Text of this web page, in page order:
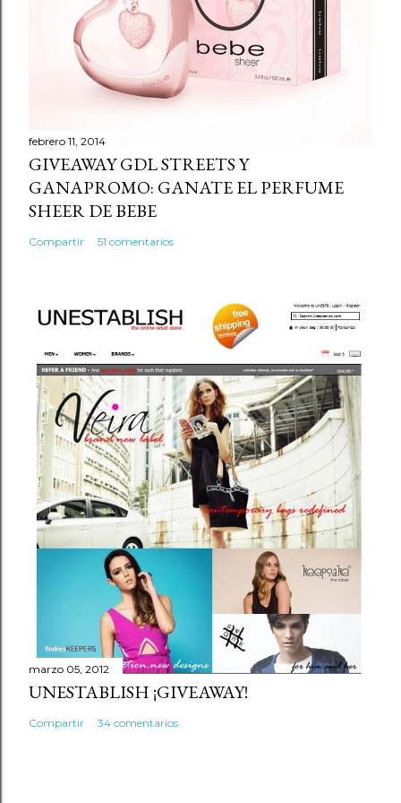
r
i
o
febrero 11, 2014
GIVEAWAY GDL STREETS Y
GANAPROMO: GANATE EL PERFUME
SHEER DE BEBE
Compartir 51 comentarios
marzo 05, 2012
UNESTABLISH ¡GIVEAWAY!
Compartir 34 comentarios